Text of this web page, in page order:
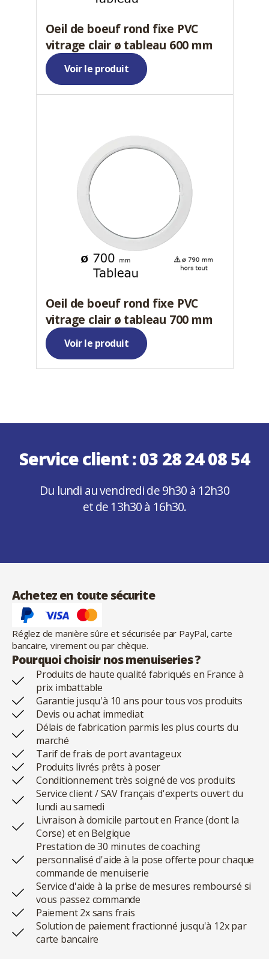
Oeil de boeuf rond fixe PVC
vitrage clair ø tableau 600 mm
Voir le produit
Oeil de boeuf rond fixe PVC
vitrage clair ø tableau 700 mm
Voir le produit
Service client :03 28 24 08 54
Du lundi au vendredi de 9h30 à 12h30
et de 13h30 à 16h30.
Achetez en toute sécurite
Réglez de manière sûre et sécurisée par PayPal, carte
bancaire, virement ou par chèque.
Pourquoi choisir nos menuiseries ?
Produits de haute qualité fabriqués en France à
prix imbattable
Garantie jusqu'à 10 ans pour tous vos produits
Devis ou achat immediat
Délais de fabrication parmis les plus courts du
marché
Tarif de frais de port avantageux
Produits livrés prêts à poser
Conditionnement très soigné de vos produits
Service client / SAV français d'experts ouvert du
lundi au samedi
Livraison à domicile partout en France (dont la
Corse) et en Belgique
Prestation de 30 minutes de coaching
personnalisé d'aide à la pose offerte pour chaque
commande de menuiserie
Service d'aide à la prise de mesures remboursé si
vous passez commande
Paiement 2x sans frais
Solution de paiement fractionné jusqu'à 12x par
carte bancaire